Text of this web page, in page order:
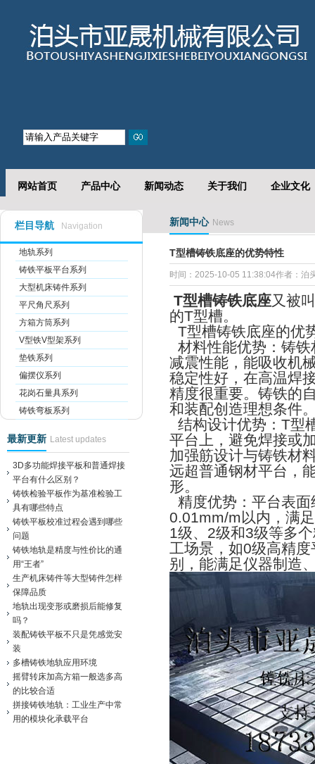
网站首页 产品中心 新闻动态 关于我们 企业文化
栏目导航 Navigation
地轨系列
铸铁平板平台系列
大型机床铸件系列
平尺角尺系列
方箱方筒系列
V型铁V型架系列
垫铁系列
偏摆仪系列
花岗石量具系列
铸铁弯板系列
最新更新 Latest updates
3D多功能焊接平板和普通焊接
平台有什么区别？
铸铁检验平板作为基准检验工
具有哪些特点
铸铁平板校准过程会遇到哪些
问题
铸铁地轨是精度与性价比的通
用“王者”
生产机床铸件等大型铸件怎样
保障品质
地轨出现变形或磨损后能修复
吗？
装配铸铁平板不只是凭感觉安
装
多槽铸铁地轨应用环境
摇臂转床加高方箱一般选多高
的比较合适
拼接铸铁地轨：工业生产中常
用的模块化承载平台
新闻中心 News
T型槽铸铁底座的优势特性
时间：2025-10-05 11:38:04作者：
T型槽铸铁底座又被
的T型槽。
T型槽铸铁底座的优
材料性能优势：铸
减震性能，能吸收机
稳定性好，在高温焊
精度很重要。铸铁的
和装配创造理想条件
结构设计优势： T型
平台上，避免焊接或
加强筋设计与铸铁材
远超普通钢材平台，
形。
精度优势：平台表
0.01mm/m 以内，满
1级、 2级和3级等多
工场景，如0级高精度
别，能满足仪器制造